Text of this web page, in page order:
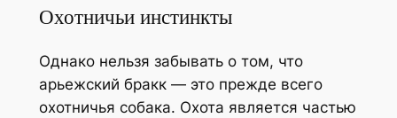
Охотничьи инстинкты
Однако нельзя забывать о том, что
арьежский бракк — это прежде всего
охотничья собака. Охота является частью